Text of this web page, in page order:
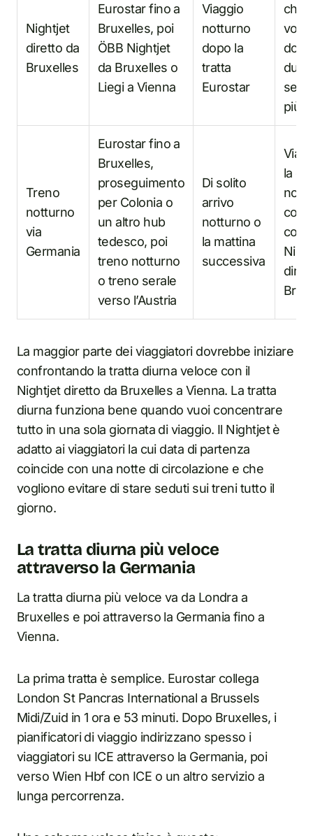
Nightjet
diretto da
Bruxelles
Eurostar fino a
Bruxelles, poi
ÖBB Nightjet
da Bruxelles o
Liegi a Vienna
Viaggio
notturno
dopo la
tratta
Eurostar
che
più
Treno
notturno
via
Germania
Eurostar fino a
Bruxelles,
proseguimento
per Colonia o
un altro hub
tedesco, poi
treno notturno
o treno serale
verso l’Austria
Di solito
arrivo
notturno o
la mattina
successiva
la
non
con il
La maggior parte dei viaggiatori dovrebbe iniziare
confrontando la tratta diurna veloce con il
Nightjet diretto da Bruxelles a Vienna. La tratta
diurna funziona bene quando vuoi concentrare
tutto in una sola giornata di viaggio. Il Nightjet è
adatto ai viaggiatori la cui data di partenza
coincide con una notte di circolazione e che
vogliono evitare di stare seduti sui treni tutto il
giorno.
La tratta diurna più veloce
attraverso la Germania
La tratta diurna più veloce va da Londra a
Bruxelles e poi attraverso la Germania fino a
Vienna.
La prima tratta è semplice. Eurostar collega
London St Pancras International a Brussels
Midi/Zuid in 1 ora e 53 minuti. Dopo Bruxelles, i
pianificatori di viaggio indirizzano spesso i
viaggiatori su ICE attraverso la Germania, poi
verso Wien Hbf con ICE o un altro servizio a
lunga percorrenza.